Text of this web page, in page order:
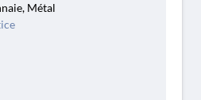
Métal